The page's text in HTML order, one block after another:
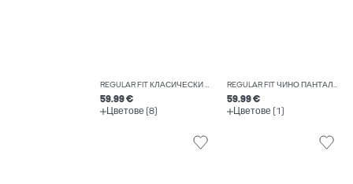
REGULAR FIT КЛАСИЧЕСКИ ПАНТАЛОНИ
59.99 €
Цветове (8)
REGULAR FIT ЧИНО ПАНТАЛОНИ
59.99 €
Цветове (1)